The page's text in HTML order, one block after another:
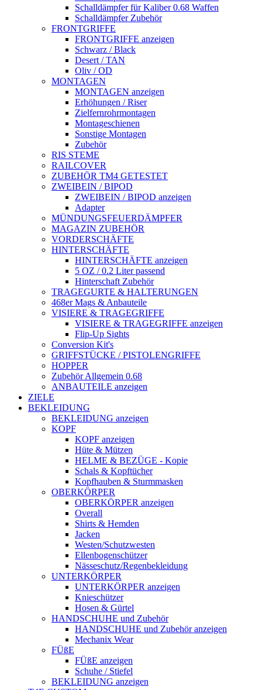
Schalldämpfer für Kaliber 0.68 Waffen
Schalldämpfer Zubehör
FRONTGRIFFE
FRONTGRIFFE anzeigen
Schwarz / Black
Desert / TAN
Oliv / OD
MONTAGEN
MONTAGEN anzeigen
Erhöhungen / Riser
Zielfernrohrmontagen
Montageschienen
Sonstige Montagen
Zubehör
RIS STEME
RAILCOVER
ZUBEHÖR TM4 GETESTET
ZWEIBEIN / BIPOD
ZWEIBEIN / BIPOD anzeigen
Adapter
MÜNDUNGSFEUERDÄMPFER
MAGAZIN ZUBEHÖR
VORDERSCHÄFTE
HINTERSCHÄFTE
HINTERSCHÄFTE anzeigen
5 OZ / 0.2 Liter passend
Hinterschaft Zubehör
TRAGEGURTE & HALTERUNGEN
468er Mags & Anbauteile
VISIERE & TRAGEGRIFFE
VISIERE & TRAGEGRIFFE anzeigen
Flip-Up Sights
Conversion Kit's
GRIFFSTÜCKE / PISTOLENGRIFFE
HOPPER
Zubehör Allgemein 0.68
ANBAUTEILE anzeigen
ZIELE
BEKLEIDUNG
BEKLEIDUNG anzeigen
KOPF
KOPF anzeigen
Hüte & Mützen
HELME & BEZÜGE - Kopie
Schals & Kopftücher
Kopfhauben & Sturmmasken
OBERKÖRPER
OBERKÖRPER anzeigen
Overall
Shirts & Hemden
Jacken
Westen/Schutzwesten
Ellenbogenschützer
Nässeschutz/Regenbekleidung
UNTERKÖRPER
UNTERKÖRPER anzeigen
Knieschützer
Hosen & Gürtel
HANDSCHUHE und Zubehör
HANDSCHUHE und Zubehör anzeigen
Mechanix Wear
FÜßE
FÜßE anzeigen
Schuhe / Stiefel
BEKLEIDUNG anzeigen